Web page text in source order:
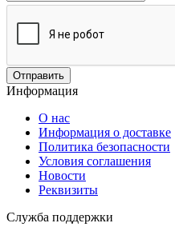
Отправить
Информация
О нас
Информация о доставке
Политика безопасности
Условия соглашения
Новости
Реквизиты
Служба поддержки